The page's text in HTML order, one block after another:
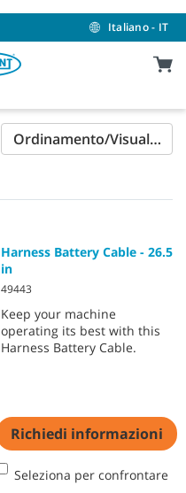
Italiano - IT
Ordinamento/
Harness Battery Cable - 26.5
in
49443
Keep your machine
operating its best with this
Harness Battery Cable.
Richiedi informazioni
Seleziona per confrontare